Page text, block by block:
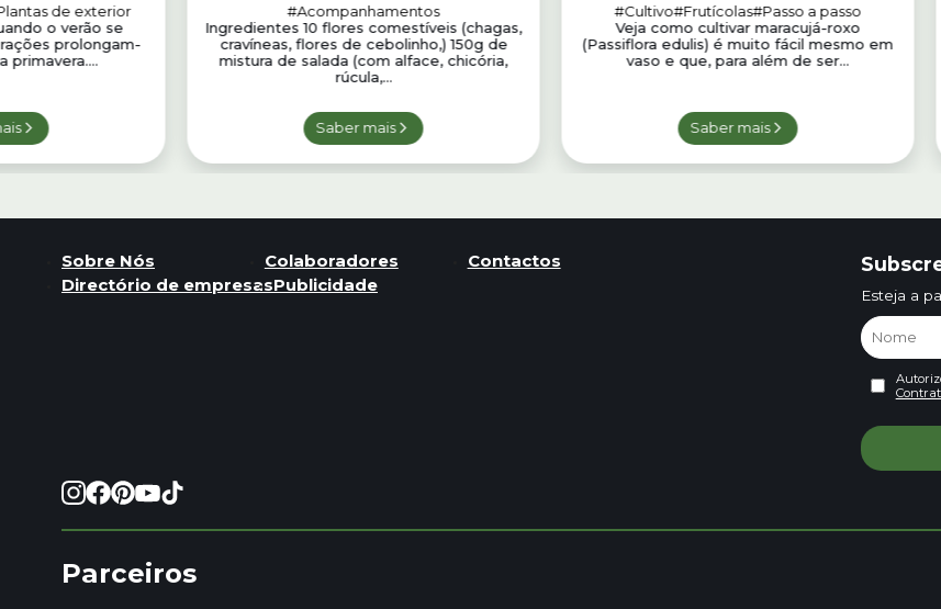
de exterior
o verão se
prolongam-
primavera....
#Acompanhamentos
Ingredientes 10 flores comestíveis (chagas,
cravíneas, flores de cebolinho,) 150g de
mistura de salada (com alface, chicória,
rúcula,...
Saber mais
#Cultivo#Frutícolas#Passo a passo
Veja como cultivar maracujá-roxo
(Passiflora edulis) é muito fácil mesmo em
vaso e que, para além de ser...
Saber mais
Sobre Nós Colaboradores
Contactos
Directório de empresasPublicidade Esteja a
Parceiros